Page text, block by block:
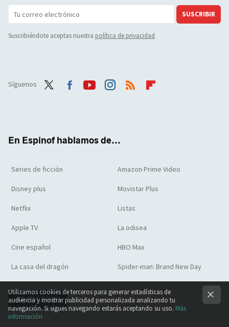
SUSCRIBIR
Suscribiéndote aceptas nuestra política de privacidad
Síguenos
En Espinof hablamos de...
Series de ficción Amazon Prime Video
Disney plus Movistar Plus
Netflix Listas
Apple TV La odisea
Cine español HBO Max
La casa del dragón Spider-man: Brand New Day
VER MÁS TEMAS
Utilizamos cookies de terceros para generar estadísticas de
audiencia y mostrar publicidad personalizada analizando tu
navegación. Si sigues navegando estarás aceptando su uso. Más
información